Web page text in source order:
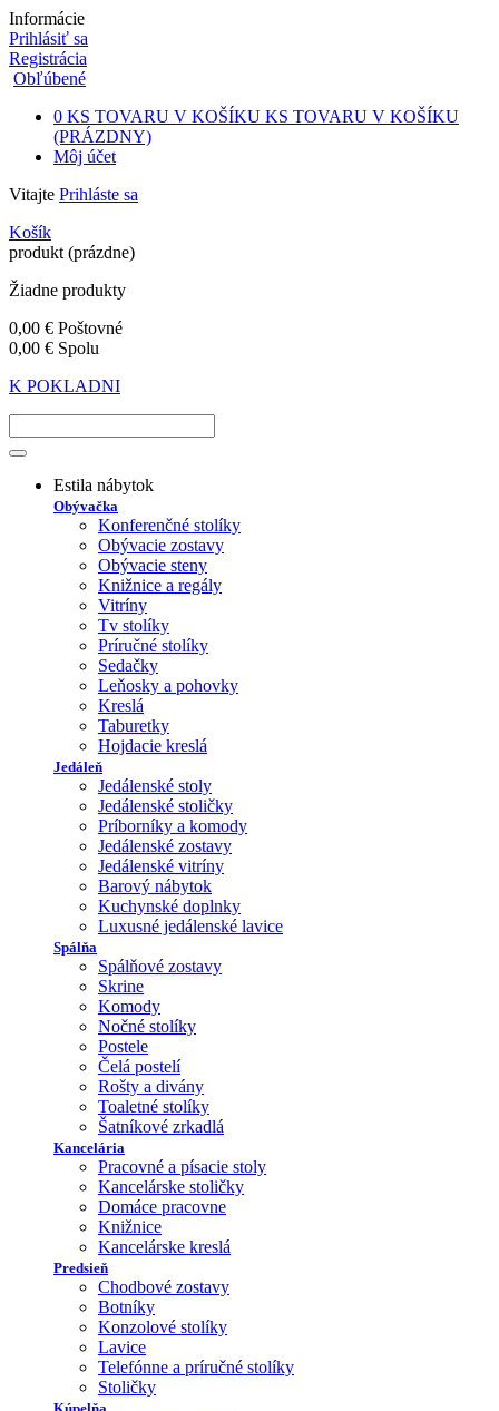
Informácie
Prihlásiť sa
Registrácia
Obľúbené
0 KS TOVARU V KOŠÍKU KS TOVARU V KOŠÍKU
(PRÁZDNY)
Môj účet
Vitajte Prihláste sa
Košík
produkt (prázdne)
Žiadne produkty
0,00 € Poštovné
0,00 € Spolu
K POKLADNI
Estila nábytok
Obývačka
Konferenčné stolíky
Obývacie zostavy
Obývacie steny
Knižnice a regály
Vitríny
Tv stolíky
Príručné stolíky
Sedačky
Leňosky a pohovky
Kreslá
Taburetky
Hojdacie kreslá
Jedáleň
Jedálenské stoly
Jedálenské stoličky
Príborníky a komody
Jedálenské zostavy
Jedálenské vitríny
Barový nábytok
Kuchynské doplnky
Luxusné jedálenské lavice
Spálňa
Spálňové zostavy
Skrine
Komody
Nočné stolíky
Postele
Čelá postelí
Rošty a divány
Toaletné stolíky
Šatníkové zrkadlá
Kancelária
Pracovné a písacie stoly
Kancelárske stoličky
Domáce pracovne
Knižnice
Kancelárske kreslá
Predsieň
Chodbové zostavy
Botníky
Konzolové stolíky
Lavice
Telefónne a príručné stolíky
Stoličky